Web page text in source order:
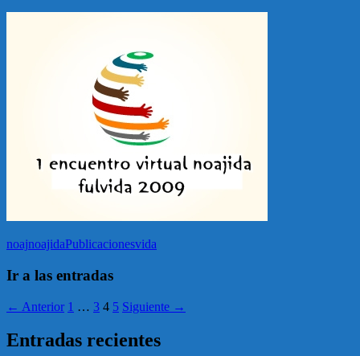
noajnoajidaPublicacionesvida
Ir a las entradas
← Anterior 1 … 3 4 5 Siguiente →
Entradas recientes